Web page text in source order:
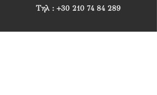
Τηλ : +30 210 74 84 289